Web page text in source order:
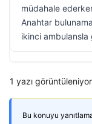
müdahale
Anahtar
ikinci ambulansla
1 yazı
Bu konuyu